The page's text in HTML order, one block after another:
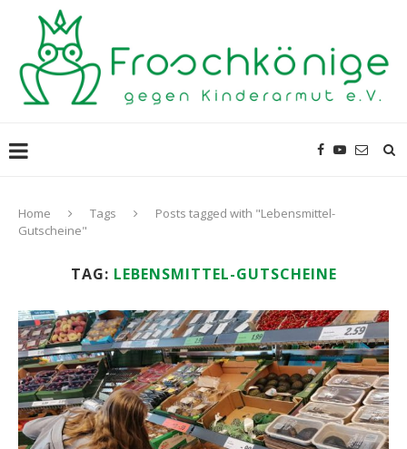
Home Tags
Posts tagged with "Lebensmittel-
Gutscheine"
TAG: LEBENSMITTEL-GUTSCHEINE